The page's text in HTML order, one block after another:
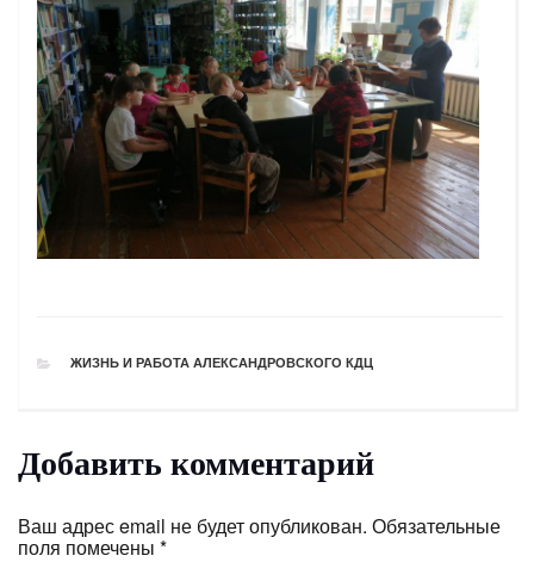
РУБРИКИ
ЖИЗНЬ И РАБОТА АЛЕКСАНДРОВСКОГО КДЦ
Добавить комментарий
Ваш адрес email не будет опубликован. Обязательные
поля помечены *